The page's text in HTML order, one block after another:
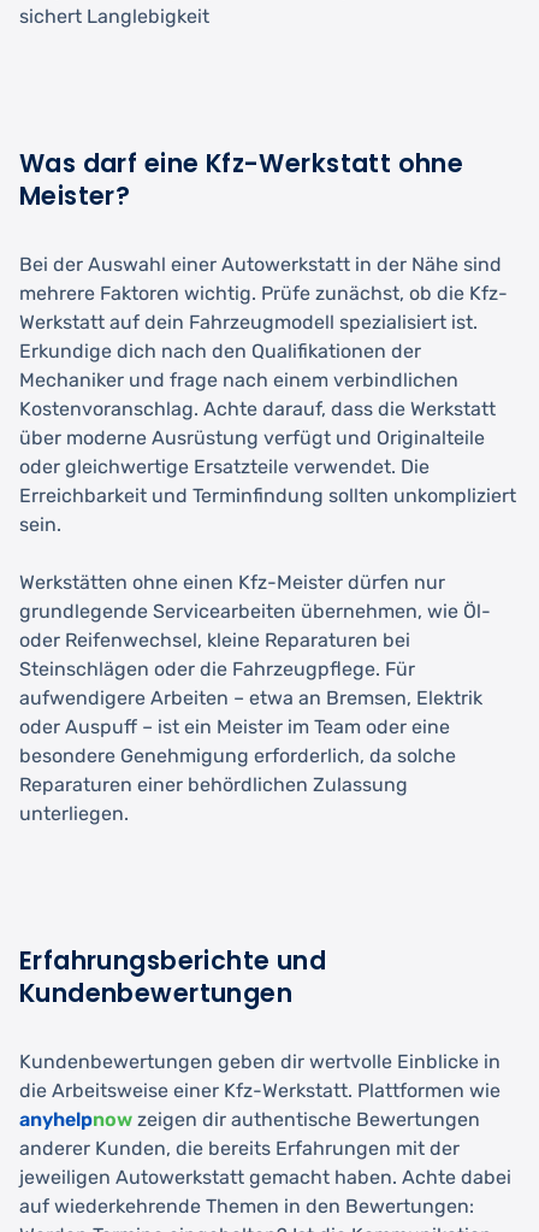
sichert Langlebigkeit
Was darf eine Kfz-Werkstatt ohne
Meister?
Bei der Auswahl einer Autowerkstatt in der Nähe sind
mehrere Faktoren wichtig. Prüfe zunächst, ob die Kfz-
Werkstatt auf dein Fahrzeugmodell spezialisiert ist.
Erkundige dich nach den Qualifikationen der
Mechaniker und frage nach einem verbindlichen
Kostenvoranschlag. Achte darauf, dass die Werkstatt
über moderne Ausrüstung verfügt und Originalteile
oder gleichwertige Ersatzteile verwendet. Die
Erreichbarkeit und Terminfindung sollten unkompliziert
sein.
Werkstätten ohne einen Kfz-Meister dürfen nur
grundlegende Servicearbeiten übernehmen, wie Öl-
oder Reifenwechsel, kleine Reparaturen bei
Steinschlägen oder die Fahrzeugpflege. Für
aufwendigere Arbeiten – etwa an Bremsen, Elektrik
oder Auspuff – ist ein Meister im Team oder eine
besondere Genehmigung erforderlich, da solche
Reparaturen einer behördlichen Zulassung
unterliegen.
Erfahrungsberichte und
Kundenbewertungen
Kundenbewertungen geben dir wertvolle Einblicke in
die Arbeitsweise einer Kfz-Werkstatt. Plattformen wie
anyhelpnow zeigen dir authentische Bewertungen
anderer Kunden, die bereits Erfahrungen mit der
jeweiligen Autowerkstatt gemacht haben. Achte dabei
auf wiederkehrende Themen in den Bewertungen: